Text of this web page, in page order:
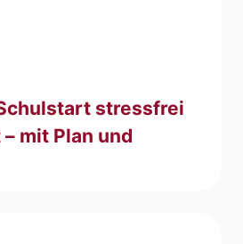
stressfrei
mit Plan und